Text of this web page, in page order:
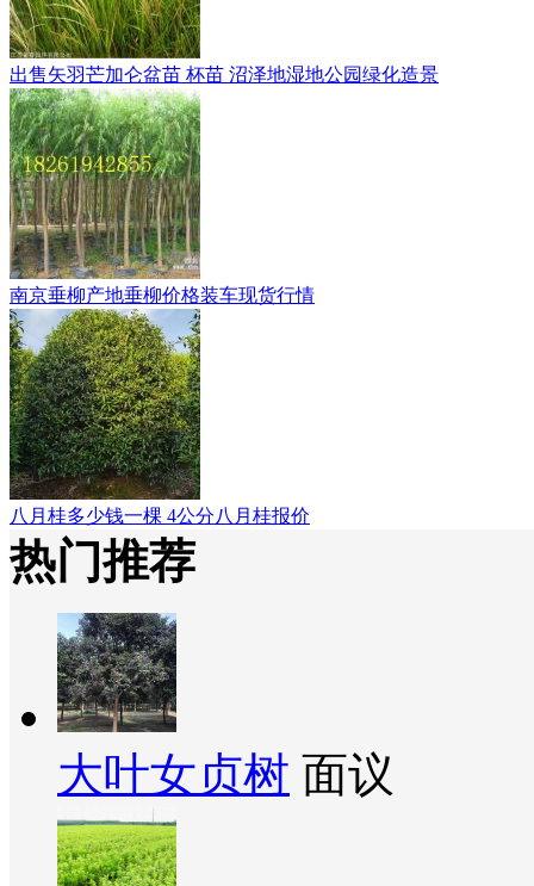
出售矢羽芒加仑盆苗 杯苗 沼泽地湿地公园绿化造景
南京垂柳产地垂柳价格装车现货行情
八月桂多少钱一棵 4公分八月桂报价
热门推荐
大叶女贞树 面议